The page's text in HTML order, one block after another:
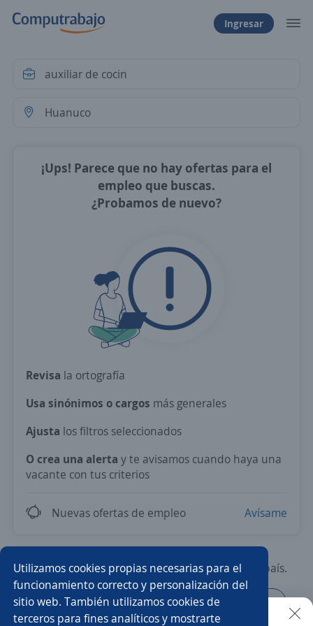
Ingresar
¡Ups! Parece que no hay ofertas para el
empleo que buscas.
¿Probamos de nuevo?
Revisa la ortografía
Usa sinónimos o cargos más generales
Ajusta los filtros seleccionados
O crea una alerta y te avisamos cuando haya una
vacante con tus criterios
Nuevas ofertas de empleo Avísame
Prueba con los empleos más demandados del país.
Atención al cliente Asesor/a de ventas
Utilizamos cookies propias necesarias para el
funcionamiento correcto y personalización del
sitio web. También utilizamos cookies de
terceros para fines analíticos y mostrarte